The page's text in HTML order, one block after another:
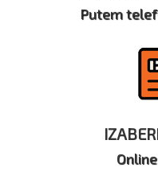
Putem